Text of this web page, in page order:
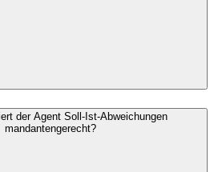
der Agent Soll-Ist-Abweichungen
mandantengerecht?